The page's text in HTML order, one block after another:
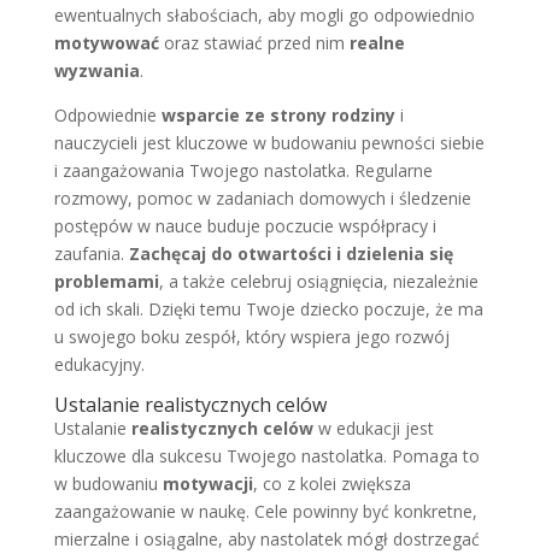
ewentualnych słabościach, aby mogli go odpowiednio
motywowaćoraz stawiać przed nim realne
wyzwania.
Odpowiednie wsparcie ze strony rodzinyi
nauczycieli jest kluczowe w budowaniu pewności siebie
i zaangażowania Twojego nastolatka. Regularne
rozmowy, pomoc w zadaniach domowych i śledzenie
postępów w nauce buduje poczucie współpracy i
zaufania. Zachęcaj do otwartości i dzielenia się
problemami, a także celebruj osiągnięcia, niezależnie
od ich skali. Dzięki temu Twoje dziecko poczuje, że ma
u swojego boku zespół, który wspiera jego rozwój
edukacyjny.
Ustalanie realistycznych celów
Ustalanie realistycznych celóww edukacji jest
kluczowe dla sukcesu Twojego nastolatka. Pomaga to
w budowaniu motywacji, co z kolei zwiększa
zaangażowanie w naukę. Cele powinny być konkretne,
mierzalne i osiągalne, aby nastolatek mógł dostrzegać